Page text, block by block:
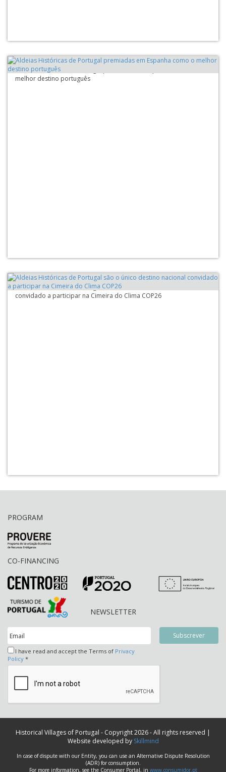
Aldeias Históricas de Portugal premiadas em Espanha como o
melhor destino português
Aldeias Históricas de Portugal são o único destino nacional
convidado a participar na Cimeira do Clima COP26
PROGRAM
CO-FINANCING
NEWSLETTER
I have read and accept the Terms of Privacy
Policy *
Historical Villages of Portugal - Copyright 2026 - All rights reserved |
Website developed by Skillmind
In case of dispute with our Entity, you can use an Alternative Dispute Resolution
(ADR) for consumption.
For more information, see the Consumer Portal, in www.consumidor.pt